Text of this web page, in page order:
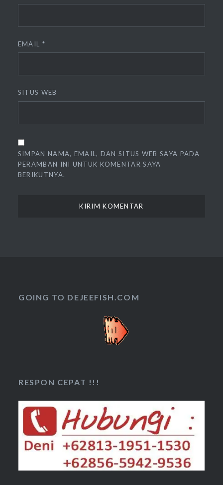
EMAIL *
SITUS WEB
SIMPAN NAMA, EMAIL, DAN SITUS WEB SAYA PADA
PERAMBAN INI UNTUK KOMENTAR SAYA
BERIKUTNYA.
GOING TO DEJEEFISH.COM
RESPON CEPAT !!!